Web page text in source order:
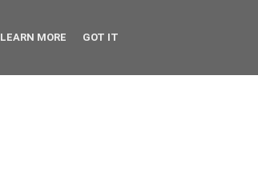
LEARN MORE GOT IT